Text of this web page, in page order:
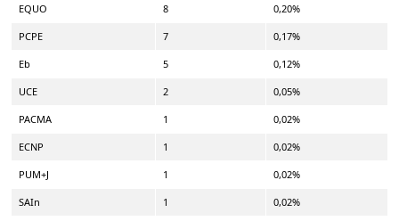
EQUO 8 0,20%
PCPE 7 0,17%
Eb 5 0,12%
UCE 2 0,05%
PACMA 1 0,02%
ECNP 1 0,02%
PUM+J 1 0,02%
SAIn 1 0,02%